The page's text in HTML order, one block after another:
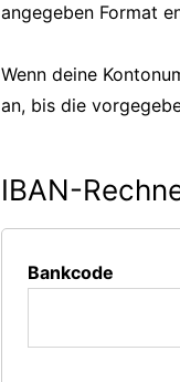
angegeben Format
Wenn deine
an, bis die
IBAN-
Bankcode